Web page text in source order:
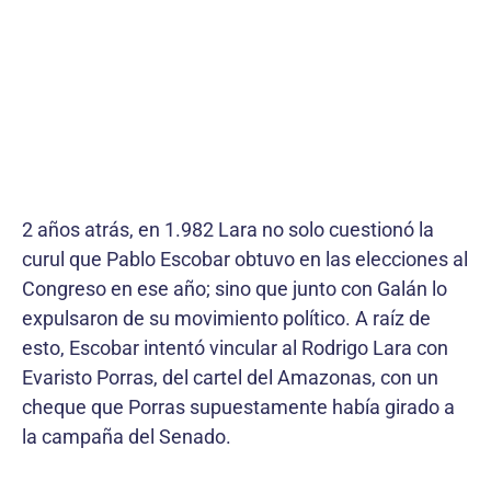
2 años atrás, en 1.982 Lara no solo cuestionó la
curul que Pablo Escobar obtuvo en las elecciones al
Congreso en ese año; sino que junto con Galán lo
expulsaron de su movimiento político. A raíz de
esto, Escobar intentó vincular al Rodrigo Lara con
Evaristo Porras, del cartel del Amazonas, con un
cheque que Porras supuestamente había girado a
la campaña del Senado.